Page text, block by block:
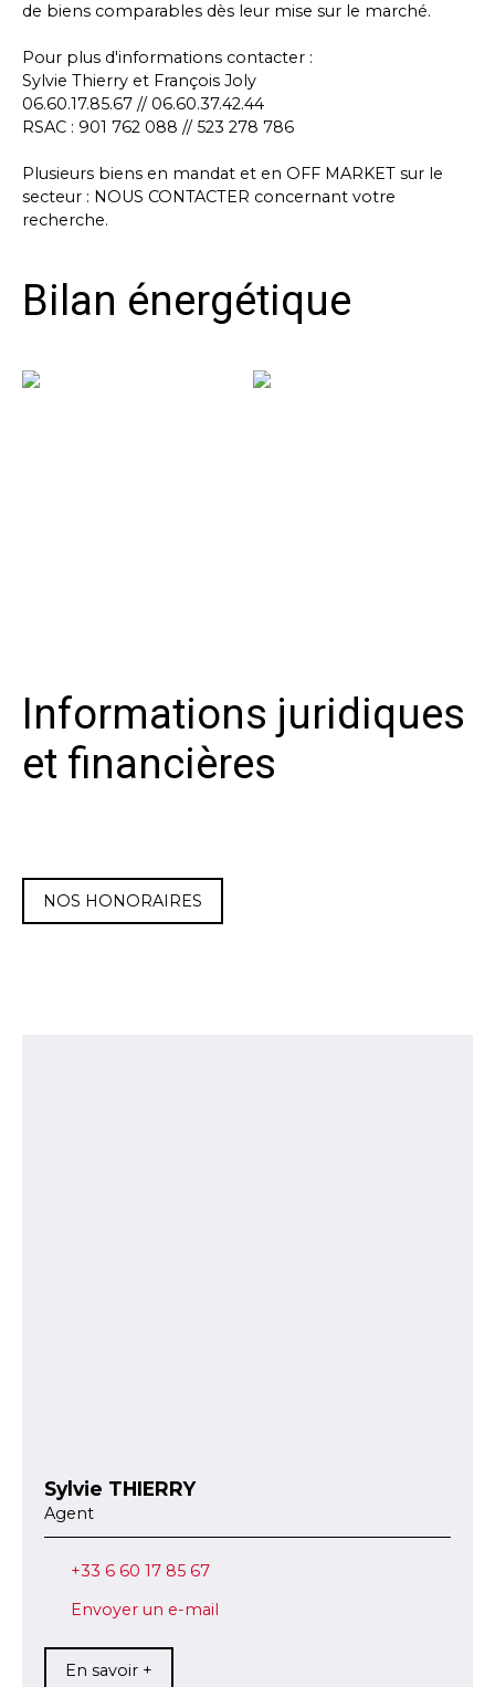
de biens comparables dès leur mise sur le marché.
Pour plus d'informations contacter :
Sylvie Thierry et François Joly
06.60.17.85.67 // 06.60.37.42.44
RSAC : 901 762 088 // 523 278 786
Plusieurs biens en mandat et en OFF MARKET sur le
secteur : NOUS CONTACTER concernant votre
recherche.
Bilan énergétique
Informations juridiques
et financières
NOS HONORAIRES
Sylvie THIERRY
Agent
+33 6 60 17 85 67
Envoyer un e-mail
En savoir +